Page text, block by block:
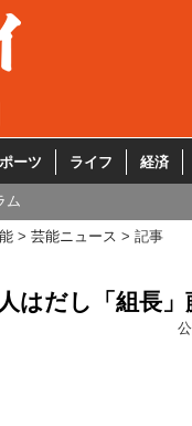
ーツ ライフ 経済
ム
芸能ニュース 記事
はだし「組長」